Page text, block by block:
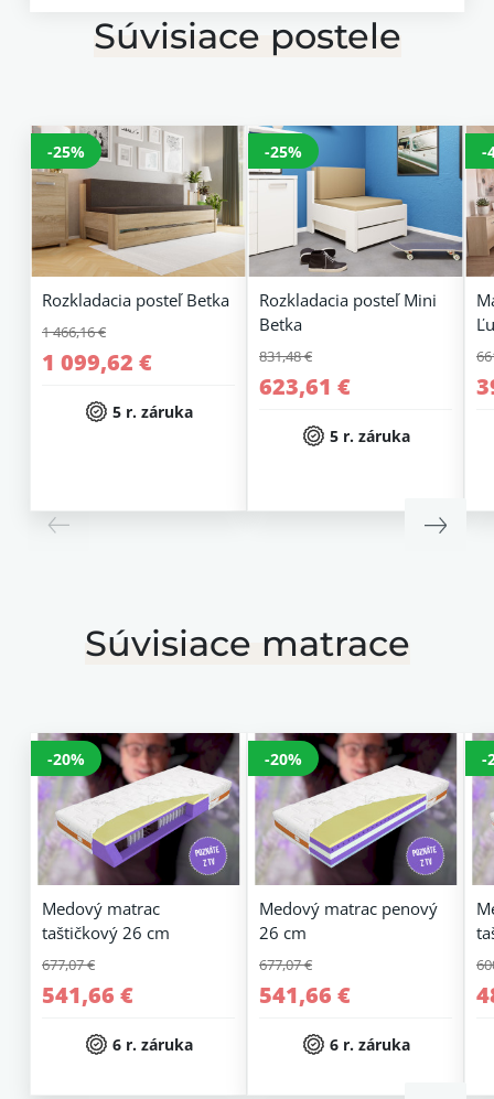
Súvisiace postele
-25%
Rozkladacia posteľ Betka
1 466,16 €
1 099,62 €
5 r. záruka
-25%
Rozkladacia posteľ Mini
Betka
831,48 €
623,61 €
5 r. záruka
-
Súvisiace matrace
-20%
Medový matrac
taštičkový 26 cm
677,07 €
541,66 €
6 r. záruka
-20%
Medový matrac penový
26 cm
677,07 €
541,66 €
6 r. záruka
-